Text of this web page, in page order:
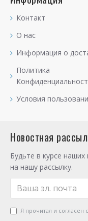
Контакт
О нас
Информация о
Политика
Условия
Новостная
Будьте в курсе
на нашу рассылку.
Я прочитал и согласен